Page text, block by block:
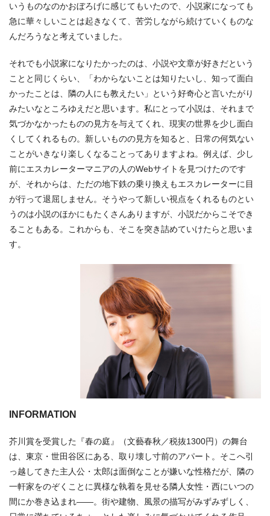
いうものなのかおぼろげに感じてもいたので、小説家になっても
急に華々しいことは起きなくて、苦労しながら続けていくものな
んだろうなと考えていました。
それでも小説家になりたかったのは、小説や文章が好きだという
ことと同じくらい、「わからないことは知りたいし、知って面白
かったことは、隣の人にも教えたい」という好奇心と言いたがり
みたいなところゆえだと思います。私にとって小説は、それまで
気づかなかったものの見方を与えてくれ、現実の世界を少し面白
くしてくれるもの。新しいものの見方を知ると、日常の何気ない
ことがいきなり楽しくなることってありますよね。例えば、少し
前にエスカレーターマニアの人のWebサイトを見つけたのです
が、それからは、ただの地下鉄の乗り換えもエスカレーターに目
が行って退屈しません。そうやって新しい視点をくれるものとい
うのは小説のほかにもたくさんありますが、小説だからこそでき
ることもある。これからも、そこを突き詰めていけたらと思いま
す。
INFORMATION
芥川賞を受賞した『春の庭』（文藝春秋／税抜1300円）の舞台
は、東京・世田谷区にある、取り壊し寸前のアパート。そこへ引
っ越してきた主人公・太郎は面倒なことが嫌いな性格だが、隣の
一軒家をのぞくことに異様な執着を見せる隣人女性・西にいつの
間にか巻き込まれ——。街や建物、風景の描写がみずみずしく、